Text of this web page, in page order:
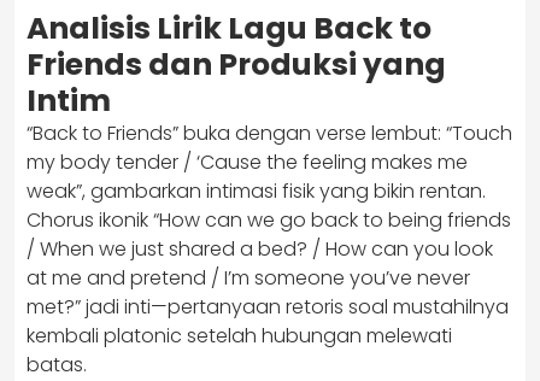
Analisis Lirik Lagu Back to
Friends dan Produksi yang
Intim
“Back to Friends” buka dengan verse lembut: “Touch
my body tender / ‘Cause the feeling makes me
weak”, gambarkan intimasi fisik yang bikin rentan.
Chorus ikonik “How can we go back to being friends
/ When we just shared a bed? / How can you look
at me and pretend / I’m someone you’ve never
met?” jadi inti—pertanyaan retoris soal mustahilnya
kembali platonic setelah hubungan melewati
batas.